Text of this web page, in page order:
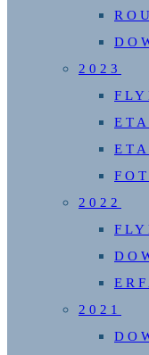
2023
2022
2021